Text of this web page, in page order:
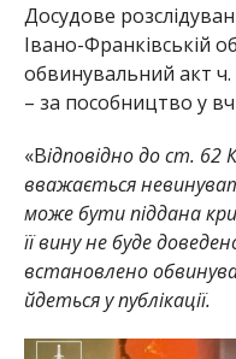
Досудове
Івано-Франківській
обвинувальний акт ч.
– за пособництво у
«Відповідно до ст. 62
вважається
може бути піддана
її вину не буде
встановлено
йдеться у публікації.